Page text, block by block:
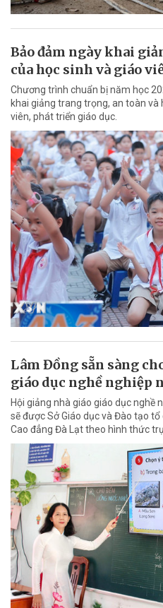
Bảo đảm ngày khai
của học sinh và giáo
Chương trình chuẩn bị năm học
khai giảng trang trọng, an toàn và
viên, phát triển giáo dục.
Lâm Đồng sẵn sàng
giáo dục nghề nghiệp
Hội giảng nhà giáo giáo dục nghề
sẽ được Sở Giáo dục và Đào tạo
Cao đẳng Đà Lạt theo hình thức